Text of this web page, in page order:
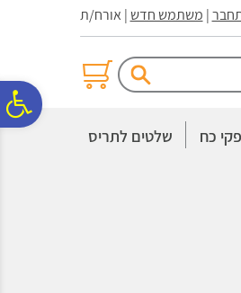
נגישות
אתר
המרכזי
| משתמש חדש| אורח/ת
כח שלטים לתריס